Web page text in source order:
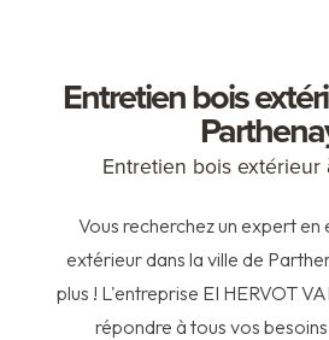
Entretien bois
Entretien bois extérieur
Vous recherchez un expert en
extérieur dans la ville de
plus ! L'entreprise EI HERVOT
répondre à tous vos